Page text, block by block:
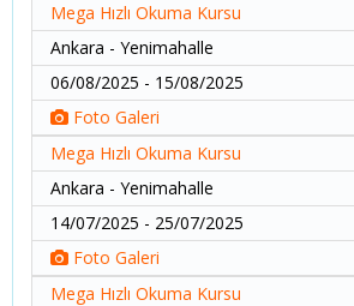
Mega Hızlı Okuma Kursu
Ankara - Yenimahalle
06/08/2025 - 15/08/2025
Foto Galeri
Mega Hızlı Okuma Kursu
Ankara - Yenimahalle
14/07/2025 - 25/07/2025
Foto Galeri
Mega Hızlı Okuma Kursu